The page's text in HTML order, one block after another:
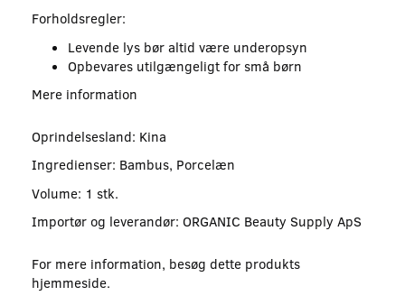
Forholdsregler:
Levende lys bør altid være underopsyn
Opbevares utilgængeligt for små børn
Mere information
Oprindelsesland: Kina
Ingredienser: Bambus, Porcelæn
Volume: 1 stk.
Importør og leverandør: ORGANIC Beauty Supply ApS
For mere information, besøg dette produkts
hjemmeside.